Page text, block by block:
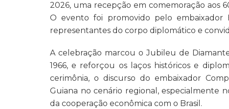
2026, uma recepção em comemoração aos
O evento foi promovido pelo
representantes do corpo diplomático e
A celebração marcou o Jubileu de
1966, e reforçou os laços históricos e
cerimônia, o discurso do embaixador
Guiana no cenário regional, especialmente
da cooperação econômica com o Brasil.